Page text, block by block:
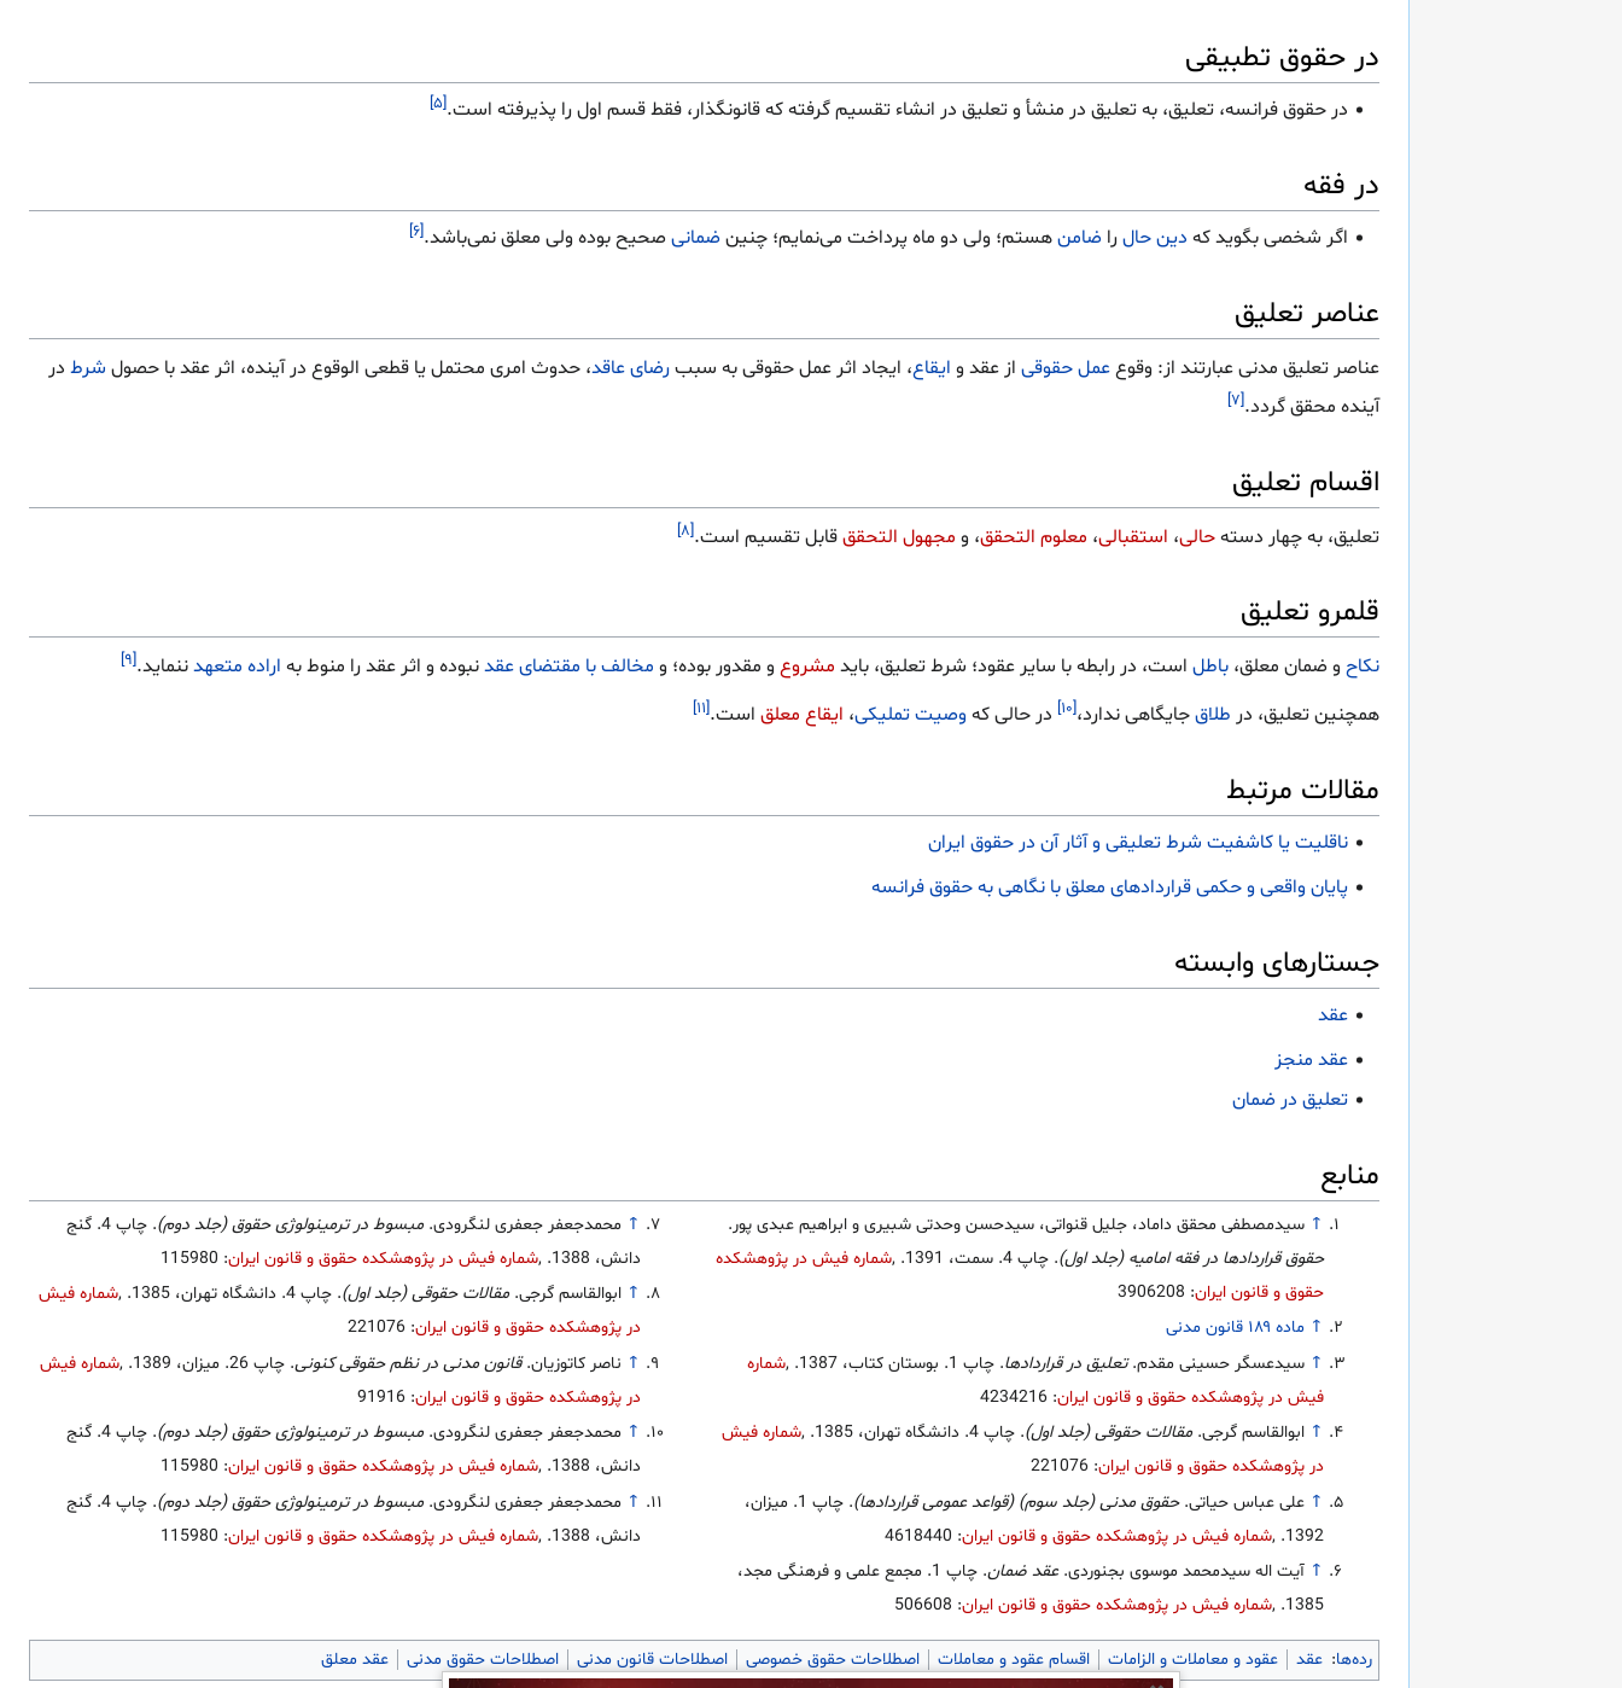
در حقوق تطبیقی
در حقوق فرانسه، تعلیق، به تعلیق در منشأ و تعلیق در انشاء تقسیم گرفته که قانونگذار، فقط قسم اول را پذیرفته‌ است.[۵]
در فقه
اگر شخصی بگوید که دین حالرا ضامنهستم؛ ولی دو ماه پرداخت می‌نمایم؛ چنینضمانیصحیح بوده ولی معلق نمی‌باشد.[۶]
عناصر تعلیق
عناصر تعلیق مدنی عبارتند از: وقوععمل حقوقی از عقد و ایقاع، ایجاد اثر عمل حقوقی به سببرضایعاقد، حدوث امری محتمل یا قطعی الوقوع در آینده، اثر عقد با حصول شرط در
آینده محقق گردد.[۷]
اقسام تعلیق
تعلیق، به چهار دستهحالی، استقبالی، معلوم التحقق، و مجهول التحقققابل تقسیم است.[۸]
قلمرو تعلیق
نکاح و ضمان معلق، باطل است، در رابطه با سایر عقود؛ شرط تعلیق، باید مشروع و مقدور بوده؛ و مخالف با مقتضای عقدنبوده و اثر عقد را منوط به اراده متعهدننماید.[۹]
همچنین تعلیق، در طلاقجایگاهی ندارد،[۱۰] در حالی کهوصیت تملیکی، ایقاع معلق است.[۱۱]
مقالات مرتبط
ناقلیت یا کاشفیت شرط تعلیقی و آثار آن در حقوق ایران
پایان واقعی و حکمی قراردادهای معلق با نگاهی به حقوق فرانسه
جستارهای وابسته
عقد
عقد منجز
تعلیق در ضمان
منابع
↑ سیدمصطفی محقق داماد، جلیل قنواتی، سیدحسن وحدتی شبیری و ابراهیم عبدی پور.
حقوق قراردادها در فقه امامیه (جلد اول). چاپ 4. سمت، 1391.
شماره فیش در پژوهشکده
حقوق و قانون ایران: 3906208
↑ ماده ۱۸۹ قانون مدنی
↑ سیدعسگر حسینی مقدم.تعلیق در قراردادها. چاپ 1. بوستان کتاب، 1387.
شماره
فیش در پژوهشکده حقوق و قانون ایران: 4234216
↑ ابوالقاسم گرجی.مقالات حقوقی (جلد اول). چاپ 4. دانشگاه تهران، 1385.
شماره فیش
در پژوهشکده حقوق و قانون ایران: 221076
↑ علی عباس حیاتی.حقوق مدنی (جلد سوم) (قواعد عمومی قراردادها)
. چاپ 1. میزان،
1392.
شماره فیش در پژوهشکده حقوق و قانون ایران: 4618440
↑ آیت اله سیدمحمد موسوی بجنوردی.عقد ضمان
. چاپ 1. مجمع علمی و فرهنگی مجد،
1385.
شماره فیش در پژوهشکده حقوق و قانون ایران: 506608
↑ محمدجعفر جعفری لنگرودی.مبسوط در ترمینولوژی حقوق (جلد دوم)
. چاپ 4. گنج
دانش، 1388.
شماره فیش در پژوهشکده حقوق و قانون ایران: 115980
↑ ابوالقاسم گرجی.مقالات حقوقی (جلد اول). چاپ 4. دانشگاه تهران، 1385.
شماره فیش
در پژوهشکده حقوق و قانون ایران: 221076
↑ ناصر کاتوزیان.قانون مدنی در نظم حقوقی کنونی. چاپ 26. میزان، 1389.
شماره فیش
در پژوهشکده حقوق و قانون ایران: 91916
↑ محمدجعفر جعفری لنگرودی.مبسوط در ترمینولوژی حقوق (جلد دوم)
. چاپ 4. گنج
دانش، 1388.
شماره فیش در پژوهشکده حقوق و قانون ایران: 115980
↑ محمدجعفر جعفری لنگرودی.مبسوط در ترمینولوژی حقوق (جلد دوم)
. چاپ 4. گنج
دانش، 1388.
شماره فیش در پژوهشکده حقوق و قانون ایران: 115980
رده‌ها: عقد عقود و معاملات و الزامات اقسام عقود و معاملات اصطلاحات حقوق خصوصی اصطلاحات قانون مدنی اصطلاحات حقوق مدنی عقد معلق